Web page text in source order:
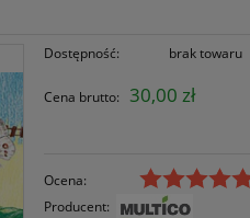
Dostępność: brak towaru
Cena brutto: 30,00 zł
Ocena:
Producent: